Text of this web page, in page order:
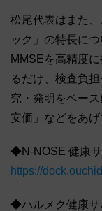
松尾代表はまた
ック」の特長に
MMSEを高精度
るだけ、検査負
究・発明をベー
安価」などをあげ
◆N-NOSE 健康
https://
◆ハルメク健康サ